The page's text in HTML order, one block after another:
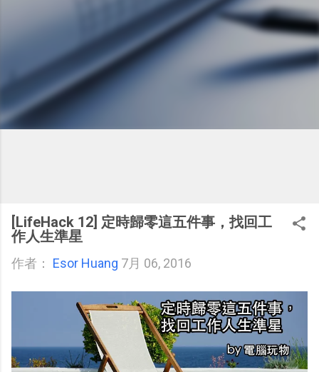
[LifeHack 12] 定時歸零這五件事，找回工
作人生準星
作者： Esor Huang 7月 06, 2016